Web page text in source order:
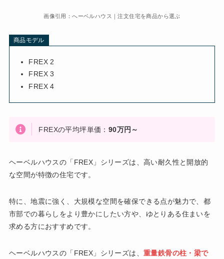
画像引用：へーベルハウス｜注文住宅を商品から選ぶ
商品モデル
FREX 2
FREX 3
FREX 4
FREXの平均坪単価： 90万円～
ヘーベルハウスの「FREX」シリーズは、高い耐久性と開放的
な空間が特徴の住宅です。
特に、地震に強く、大規模な空間を確保できる点が魅力で、都
市部での暮らしをより豊かにしたい方や、ゆとりある住まいを
求める方におすすめです。
ヘーベルハウスの「FREX」シリーズは、 重量鉄骨の柱・梁で